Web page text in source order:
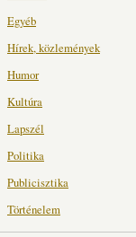
Egyéb
Hírek, közlemények
Humor
Kultúra
Lapszél
Politika
Publicisztika
Történelem